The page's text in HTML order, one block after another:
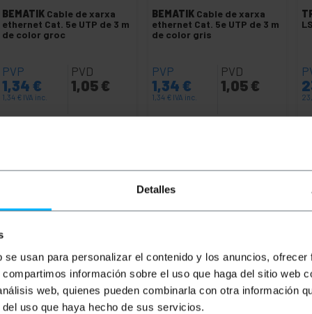
Detalles
usan para personalizar el contenido y los anuncios,
información sobre el uso que haga del sitio web
web, quienes pueden combinarla con otra información
uso que haya hecho de sus servicios.
BEMATIK Cable de xarxa
ethernet Cat. 5e UTP de 3 m
de color groc
PVP
1,34 €
1,34 € IVA inc.
PVD
1,05 €
BEMATIK Cable de xarxa
ethernet Cat. 5e UTP de 3 m
de color gris
PVP
1,34 €
1,34 € IVA inc.
PVD
1,05 €